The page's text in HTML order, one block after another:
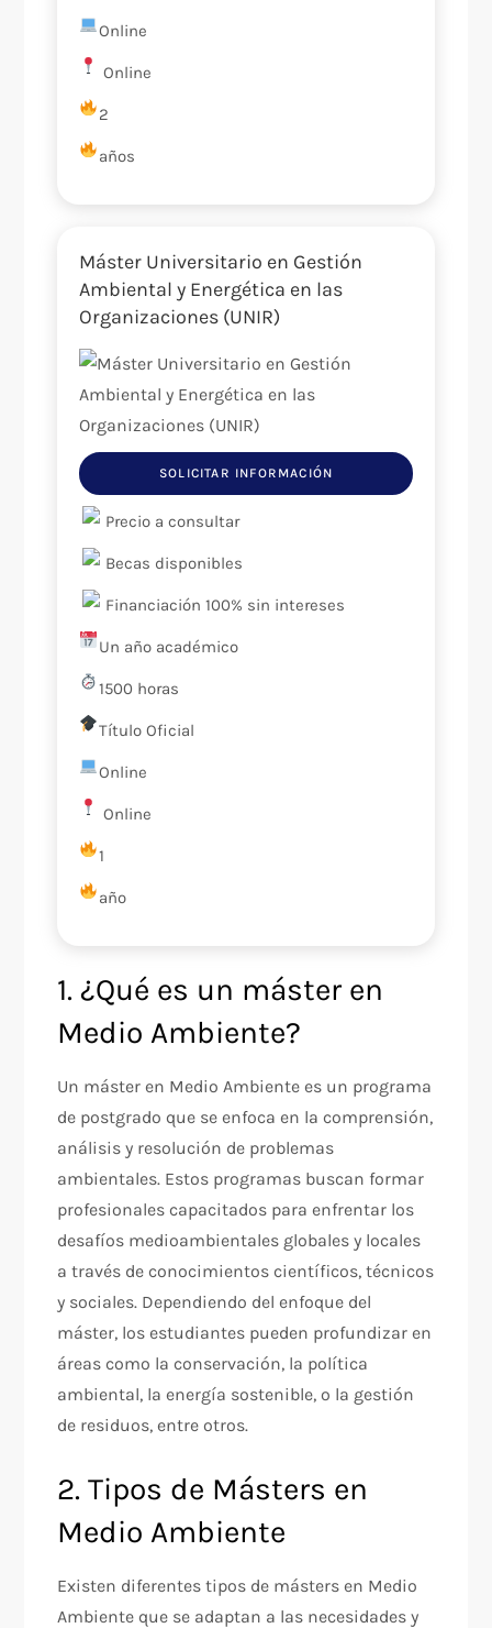
Online
Online
2
años
Máster Universitario en Gestión
Ambiental y Energética en las
Organizaciones (UNIR)
Precio a consultar
Becas disponibles
Financiación 100% sin intereses
Un año académico
1500 horas
Título Oficial
Online
Online
1
año
SOLICITAR INFORMACIÓN
1. ¿Qué es un máster en
Medio Ambiente?
Un máster en Medio Ambiente es un programa
de postgrado que se enfoca en la comprensión,
análisis y resolución de problemas
ambientales. Estos programas buscan formar
profesionales capacitados para enfrentar los
desafíos medioambientales globales y locales
a través de conocimientos científicos, técnicos
y sociales. Dependiendo del enfoque del
máster, los estudiantes pueden profundizar en
áreas como la conservación, la política
ambiental, la energía sostenible, o la gestión
de residuos, entre otros.
2. Tipos de Másters en
Medio Ambiente
Existen diferentes tipos de másters en Medio
Ambiente que se adaptan a las necesidades y